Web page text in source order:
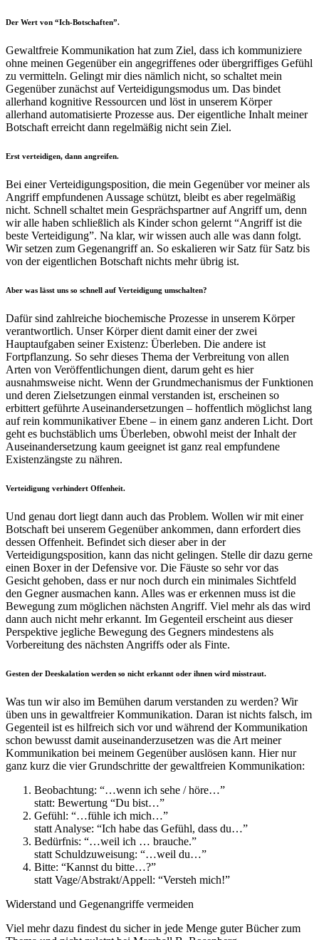
Der Wert von “Ich-Botschaften”.
Gewaltfreie Kommunikation hat zum Ziel, dass ich kommuniziere
ohne meinen Gegenüber ein angegriffenes oder übergriffiges Gefühl
zu vermitteln. Gelingt mir dies nämlich nicht, so schaltet mein
Gegenüber zunächst auf Verteidigungsmodus um. Das bindet
allerhand kognitive Ressourcen und löst in unserem Körper
allerhand automatisierte Prozesse aus. Der eigentliche Inhalt meiner
Botschaft erreicht dann regelmäßig nicht sein Ziel.
Erst verteidigen, dann angreifen.
Bei einer Verteidigungsposition, die mein Gegenüber vor meiner als
Angriff empfundenen Aussage schützt, bleibt es aber regelmäßig
nicht. Schnell schaltet mein Gesprächspartner auf Angriff um, denn
wir alle haben schließlich als Kinder schon gelernt “Angriff ist die
beste Verteidigung”. Na klar, wir wissen auch alle was dann folgt.
Wir setzen zum Gegenangriff an. So eskalieren wir Satz für Satz bis
von der eigentlichen Botschaft nichts mehr übrig ist.
Aber was lässt uns so schnell auf Verteidigung umschalten?
Dafür sind zahlreiche biochemische Prozesse in unserem Körper
verantwortlich. Unser Körper dient damit einer der zwei
Hauptaufgaben seiner Existenz: Überleben. Die andere ist
Fortpflanzung. So sehr dieses Thema der Verbreitung von allen
Arten von Veröffentlichungen dient, darum geht es hier
ausnahmsweise nicht. Wenn der Grundmechanismus der Funktionen
und deren Zielsetzungen einmal verstanden ist, erscheinen so
erbittert geführte Auseinandersetzungen – hoffentlich möglichst lang
auf rein kommunikativer Ebene – in einem ganz anderen Licht. Dort
geht es buchstäblich ums Überleben, obwohl meist der Inhalt der
Auseinandersetzung kaum geeignet ist ganz real empfundene
Existenzängste zu nähren.
Verteidigung verhindert Offenheit.
Und genau dort liegt dann auch das Problem. Wollen wir mit einer
Botschaft bei unserem Gegenüber ankommen, dann erfordert dies
dessen Offenheit. Befindet sich dieser aber in der
Verteidigungsposition, kann das nicht gelingen. Stelle dir dazu gerne
einen Boxer in der Defensive vor. Die Fäuste so sehr vor das
Gesicht gehoben, dass er nur noch durch ein minimales Sichtfeld
den Gegner ausmachen kann. Alles was er erkennen muss ist die
Bewegung zum möglichen nächsten Angriff. Viel mehr als das wird
dann auch nicht mehr erkannt. Im Gegenteil erscheint aus dieser
Perspektive jegliche Bewegung des Gegners mindestens als
Vorbereitung des nächsten Angriffs oder als Finte.
Gesten der Deeskalation werden so nicht erkannt oder ihnen wird misstraut.
Was tun wir also im Bemühen darum verstanden zu werden? Wir
üben uns in gewaltfreier Kommunikation. Daran ist nichts falsch, im
Gegenteil ist es hilfreich sich vor und während der Kommunikation
schon bewusst damit auseinanderzusetzen was die Art meiner
Kommunikation bei meinem Gegenüber auslösen kann. Hier nur
ganz kurz die vier Grundschritte der gewaltfreien Kommunikation:
Beobachtung: “…wenn ich sehe / höre…”
statt: Bewertung “Du bist…”
Gefühl: “…fühle ich mich…”
statt Analyse: “Ich habe das Gefühl, dass du…”
Bedürfnis: “…weil ich … brauche.”
statt Schuldzuweisung: “…weil du…”
Bitte: “Kannst du bitte…?”
statt Vage/Abstrakt/Appell: “Versteh mich!”
Widerstand und Gegenangriffe vermeiden
Viel mehr dazu findest du sicher in jede Menge guter Bücher zum